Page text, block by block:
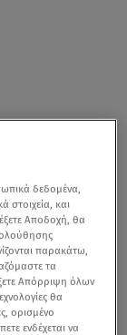
δεδομένα,
στοιχεία, και
Αποδοχή, θα
παρακάτω,
τα
Απόρριψη όλων
θα
ορισμένο
ενδέχεται να